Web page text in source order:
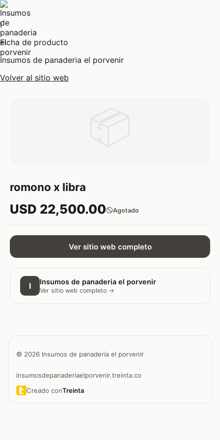
I
Ficha de producto
Insumos de panaderia el porvenir
Volver al sitio web
romono x libra
USD 22,500.00 Agotado
Ver sitio web completo
I Insumos de panaderia el porvenir
Ver sitio web completo →
© 2026 Insumos de panaderia el porvenir
insumosdepanaderiaelporvenir.treinta.co
Creado conTreinta